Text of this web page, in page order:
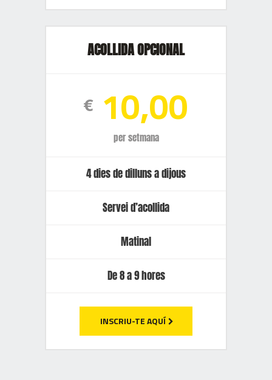
ACOLLIDA OPCIONAL
€ 10,00
per setmana
4 dies de dilluns a dijous
Servei d’acollida
Matinal
De 8 a 9 hores
INSCRIU-TE AQUÍ